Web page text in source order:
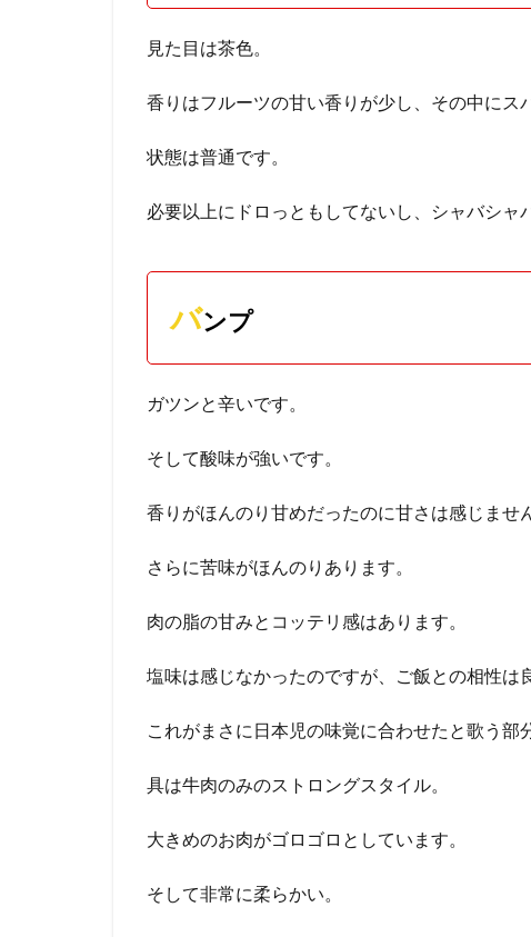
見た目は茶色。
香りはフルーツの甘い香りが少し、その中にス
状態は普通です。
必要以上にドロっともしてないし、シャバシャ
バンプ
ガツンと辛いです。
そして酸味が強いです。
香りがほんのり甘めだったのに甘さは感じませ
さらに苦味がほんのりあります。
肉の脂の甘みとコッテリ感はあります。
塩味は感じなかったのですが、ご飯との相性は
これがまさに日本児の味覚に合わせたと歌う部
具は牛肉のみのストロングスタイル。
大きめのお肉がゴロゴロとしています。
そして非常に柔らかい。